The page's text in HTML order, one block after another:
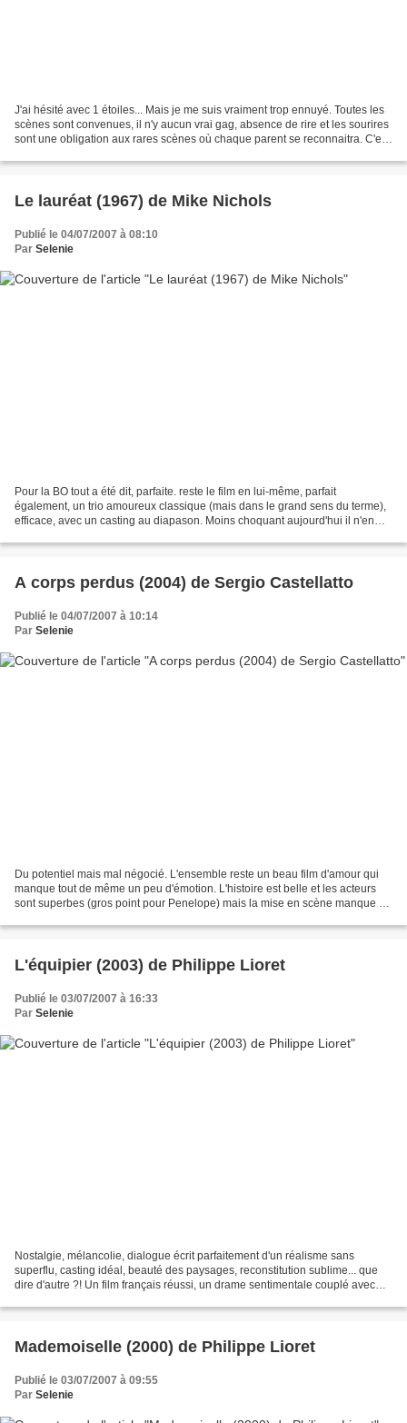
J'ai hésité avec 1 étoiles... Mais je me suis vraiment trop ennuyé. Toutes les
scènes sont convenues, il n'y aucun vrai gag, absence de rire et les sourires
sont une obligation aux rares scènes où chaque parent se reconnaitra. C'est
Le lauréat (1967) de Mike Nichols
Publié le 04/07/2007 à 08:10
Par Selenie
Pour la BO tout a été dit, parfaite. reste le film en lui-même, parfait
également, un trio amoureux classique (mais dans le grand sens du terme),
efficace, avec un casting au diapason. Moins choquant aujourd'hui il n'en
A corps perdus (2004) de Sergio Castellatto
Publié le 04/07/2007 à 10:14
Par Selenie
Du potentiel mais mal négocié. L'ensemble reste un beau film d'amour qui
manque tout de même un peu d'émotion. L'histoire est belle et les acteurs
sont superbes (gros point pour Penelope) mais la mise en scène manque de
L'équipier (2003) de Philippe Lioret
Publié le 03/07/2007 à 16:33
Par Selenie
Nostalgie, mélancolie, dialogue écrit parfaitement d'un réalisme sans
superflu, casting idéal, beauté des paysages, reconstitution sublime... que
dire d'autre ?! Un film français réussi, un drame sentimentale couplé avec
Mademoiselle (2000) de Philippe Lioret
Publié le 03/07/2007 à 09:55
Par Selenie